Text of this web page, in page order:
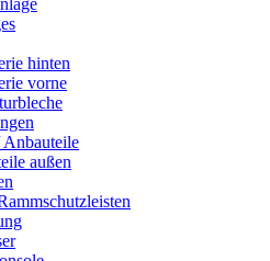
hinten
vorne
Anbauteile
außen